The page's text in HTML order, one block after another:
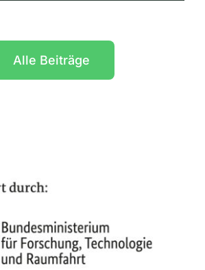
Alle Beiträge